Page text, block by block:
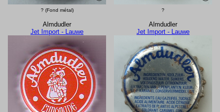
? (Fond métal) ?
Almdudler
Jet Import - Lauwe
Almdudler
Jet Import - Lauwe